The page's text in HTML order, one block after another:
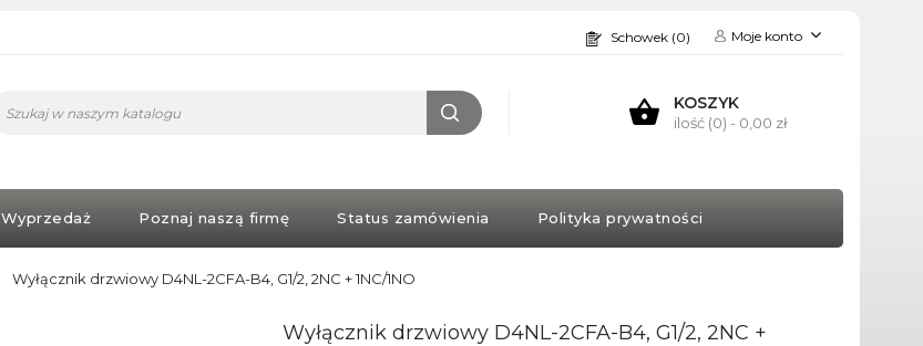
Schowek (0) Moje konto
KOSZYK
ilość (0) - 0,00 zł
Wyprzedaż Poznaj naszą firmę Status zamówienia Polityka prywatności
Wyłącznik drzwiowy D4NL-2CFA-B4, G1/2, 2NC + 1NC/1NO
Wyłącznik drzwiowy D4NL-2CFA-B4, G1/2, 2NC +